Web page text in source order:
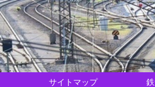
サイトマップ